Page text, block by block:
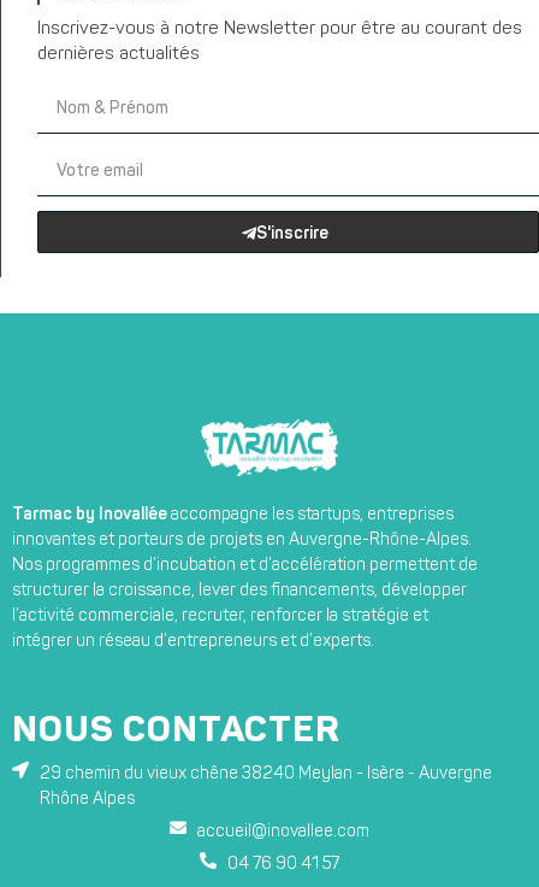
Inscrivez-vous à notre Newsletter pour être au courant des
dernières actualités
S'inscrire
Tarmac by Inovallée accompagne les startups, entreprises
innovantes et porteurs de projets en Auvergne-Rhône-Alpes.
Nos programmes d’incubation et d’accélération permettent de
structurer la croissance, lever des financements, développer
l’activité commerciale, recruter, renforcer la stratégie et
intégrer un réseau d’entrepreneurs et d’experts.
NOUS CONTACTER
29 chemin du vieux chêne 38240 Meylan - Isère - Auvergne
Rhône Alpes
accueil@inovallee.com
04 76 90 41 57